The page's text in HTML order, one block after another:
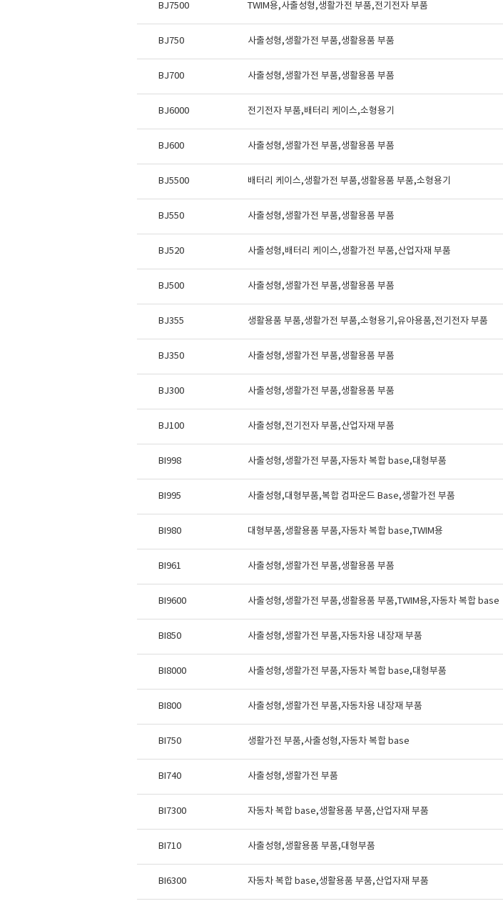
BJ7500 TWIM용,사출성형,생활가전 부품,전기전자 부품
BJ750 사출성형,생활가전 부품,생활용품 부품
BJ700 사출성형,생활가전 부품,생활용품 부품
BJ6000 전기전자 부품,배터리 케이스,소형용기
BJ600 사출성형,생활가전 부품,생활용품 부품
BJ5500 배터리 케이스,생활가전 부품,생활용품 부품,소형용기
BJ550 사출성형,생활가전 부품,생활용품 부품
BJ520 사출성형,배터리 케이스,생활가전 부품,산업자재 부품
BJ500 사출성형,생활가전 부품,생활용품 부품
BJ355 생활용품 부품,생활가전 부품,소형용기,유아용품,전기전자 부품
BJ350 사출성형,생활가전 부품,생활용품 부품
BJ300 사출성형,생활가전 부품,생활용품 부품
BJ100 사출성형,전기전자 부품,산업자재 부품
BI998 사출성형,생활가전 부품,자동차 복합 base,대형부품
BI995 사출성형,대형부품,복합 컴파운드 Base,생활가전 부품
BI980 대형부품,생활용품 부품,자동차 복합 base,TWIM용
BI961 사출성형,생활가전 부품,생활용품 부품
BI9600 사출성형,생활가전 부품,생활용품 부품,TWIM용,자동차 복합 base
BI850 사출성형,생활가전 부품,자동차용 내장재 부품
BI8000 사출성형,생활가전 부품,자동차 복합 base,대형부품
BI800 사출성형,생활가전 부품,자동차용 내장재 부품
BI750 생활가전 부품,사출성형,자동차 복합 base
BI740 사출성형,생활가전 부품
BI7300 자동차 복합 base,생활용품 부품,산업자재 부품
BI710 사출성형,생활용품 부품,대형부품
BI6300 자동차 복합 base,생활용품 부품,산업자재 부품